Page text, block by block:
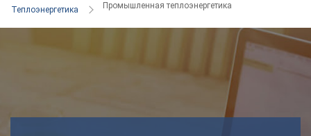
Теплоэнергетика
Промышленная теплоэнергетика